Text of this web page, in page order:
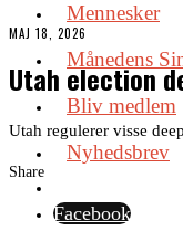
Mennesker
Månedens
Bliv medlem
Nyhedsbrev
MAJ 18, 2026
Utah election
Utah regulerer visse
Share
Facebook